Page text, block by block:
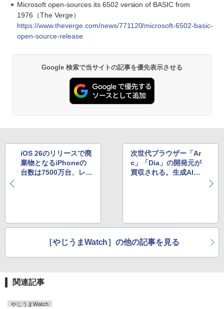
Microsoft open-sources its 6502 version of BASIC from
1976（The Verge）
https://www.theverge.com/news/771120/microsoft-6502-basic-
open-source-release
Google 検索で当サイトの記事を優先表示させる
iOS 26のリリースで廃
棄物となるiPhoneの
台数は7500万台、レア
次世代ブラウザー「Ar
c」「Dia」の開発元が
買収される。生成AI対
［やじうまWatch］の他の記事を見る
関連記事
やじうまWatch